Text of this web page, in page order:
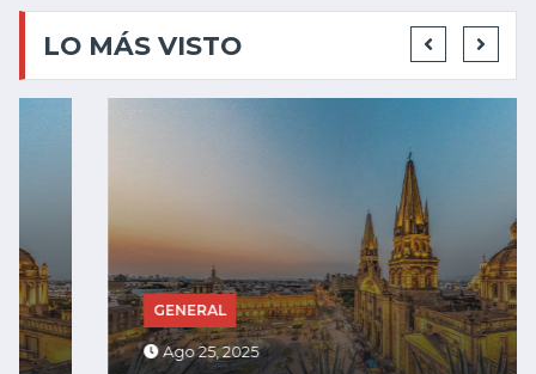
LO MÁS VISTO
GENERAL
Ago 25, 2025